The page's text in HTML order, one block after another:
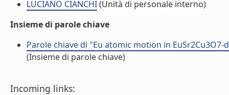
LUCIANO CIANCHI(Unità di personale interno)
Insieme di parole chiave
Parole chiave di "Eu atomic motion in
(Insieme di parole chiave)
Incoming links: